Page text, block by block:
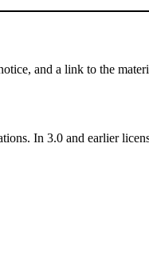
and a link to the
In 3.0 and earlier